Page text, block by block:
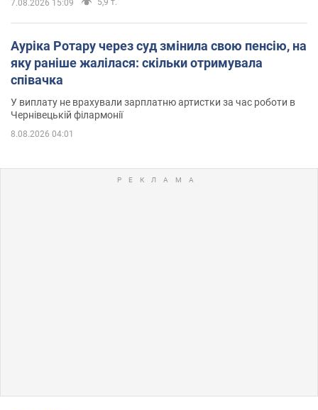
7.08.2026 15:09
Ауріка Ротару через суд змінила свою пенсію, на
яку раніше жалілася: скільки отримувала
співачка
У виплату не врахували зарплатню артистки за час роботи в
Чернівецькій філармонії
8.08.2026 04:01